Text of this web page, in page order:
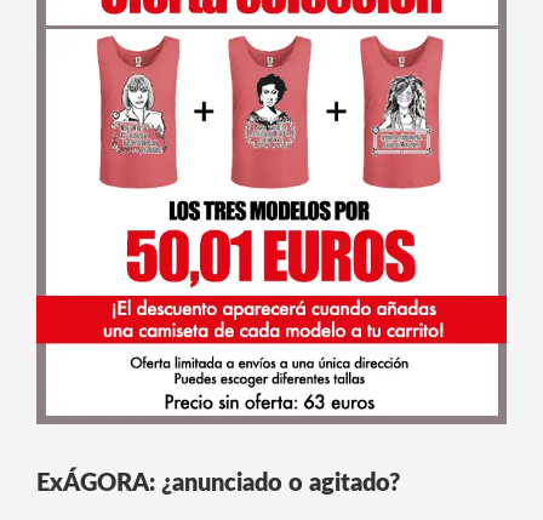
ExÁGORA: ¿anunciado o agitado?